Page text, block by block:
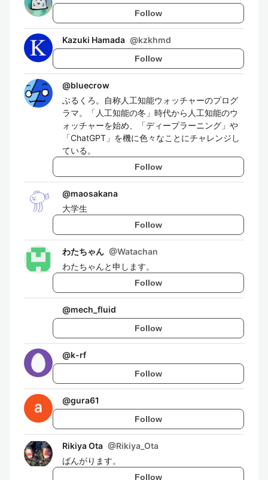
Follow
Kazuki Hamada @kzkhmd
Follow
@bluecrow
ぶるくろ。自称人工知能ウォッチャーのプログ
ラマ。「人工知能の冬」時代から人工知能のウ
ォッチャーを始め、「ディープラーニング」や
「ChatGPT」を機に色々なことにチャレンジし
ている。
Follow
@maosakana
大学生
Follow
わたちゃん @Watachan
わたちゃんと申します。
Follow
@mech_fluid
Follow
@k-rf
Follow
@gura61
Follow
Rikiya Ota @Rikiya_Ota
ばんがります。
Follow